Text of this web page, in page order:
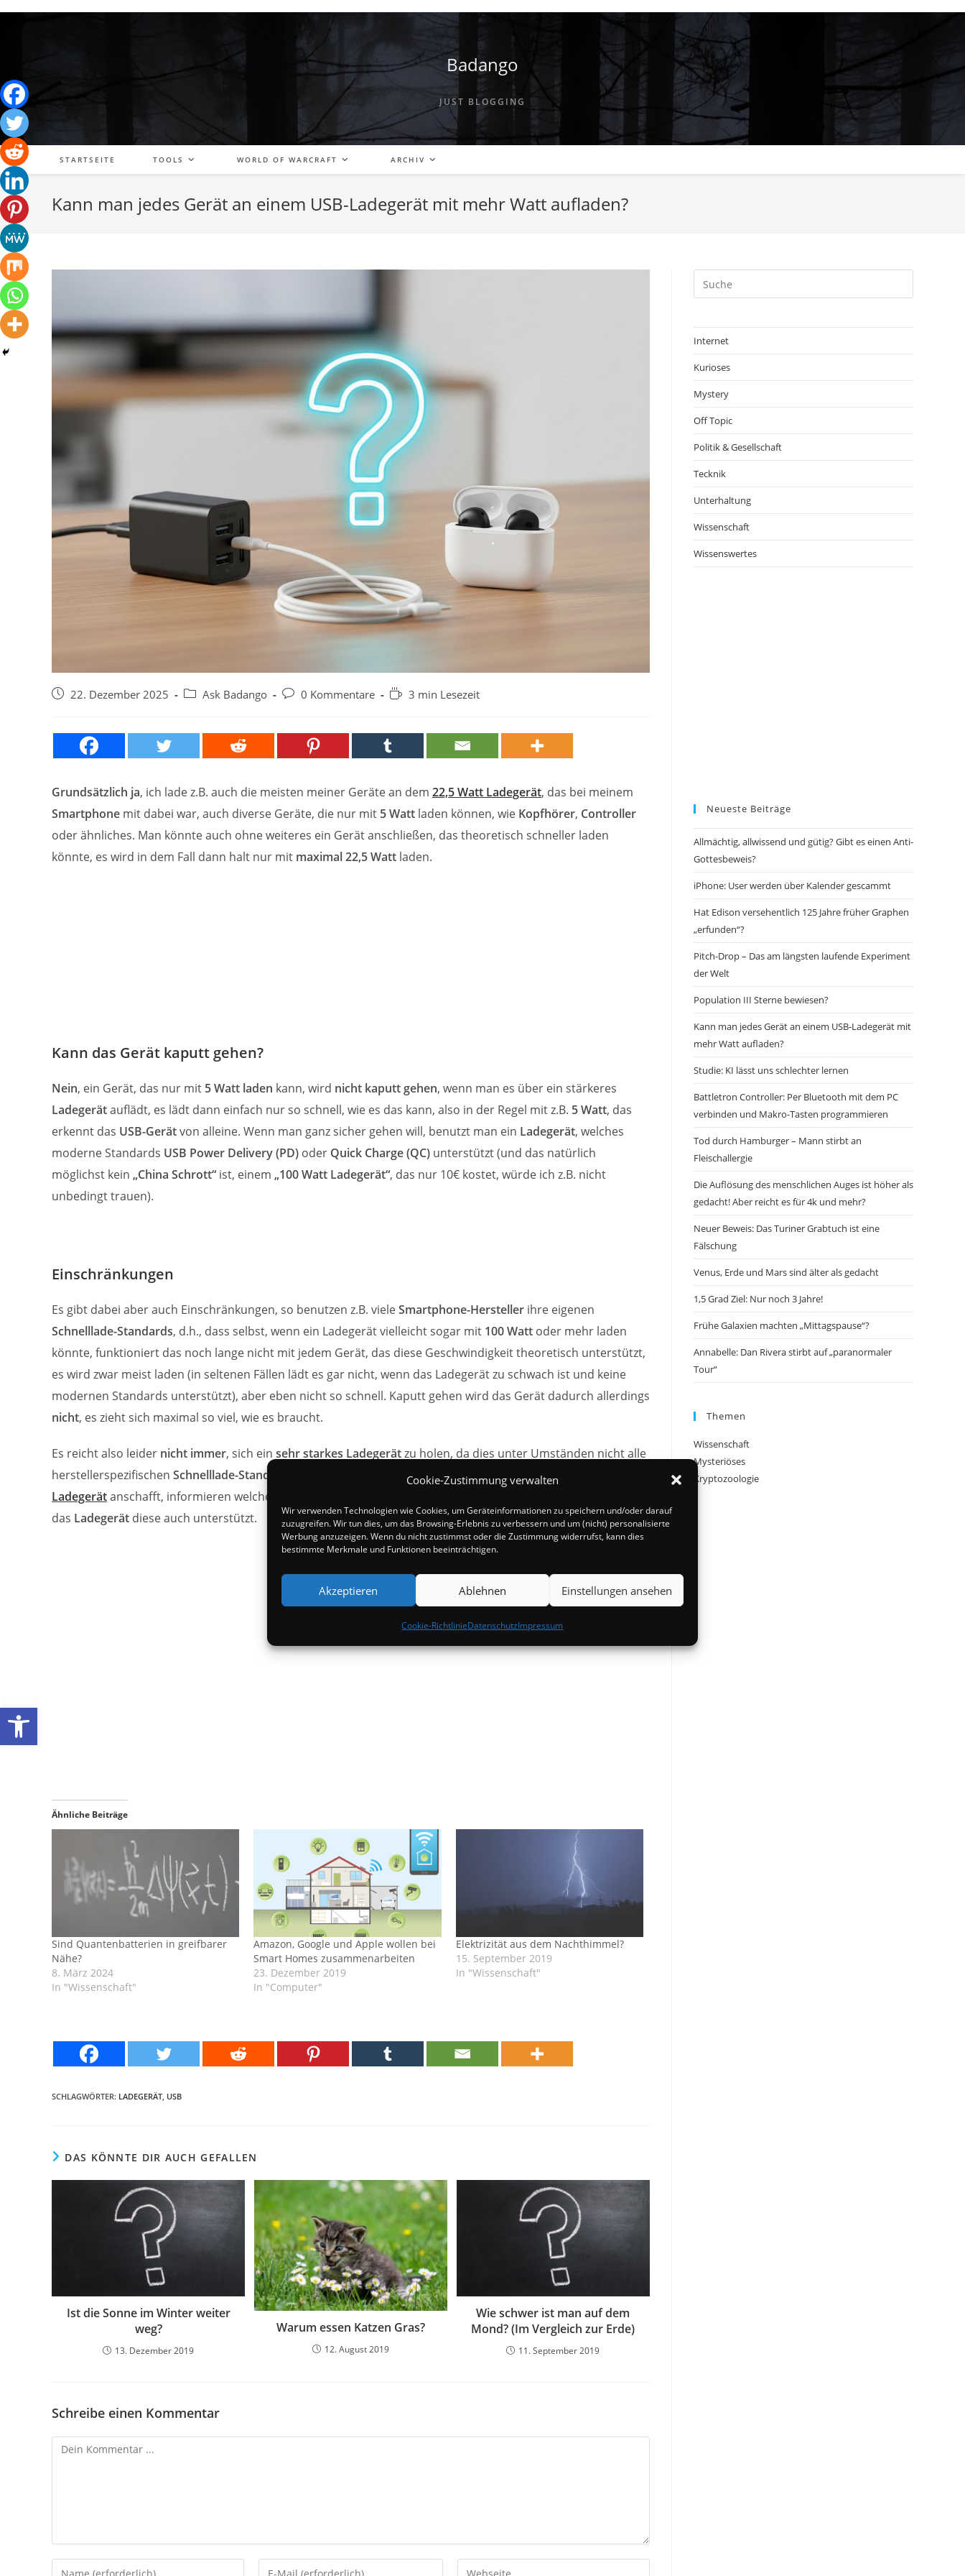
Werkzeugleiste öffnen
Cookie-Zustimmung verwalten
Wir verwenden Technologien wie Cookies, um Geräteinformationen zu speichern und/oder darauf
zuzugreifen. Wir tun dies, um das Browsing-Erlebnis zu verbessern und um (nicht) personalisierte
Werbung anzuzeigen. Wenn du nicht zustimmst oder die Zustimmung widerrufst, kann dies
bestimmte Merkmale und Funktionen beeinträchtigen.
Akzeptieren Ablehnen Einstellungen ansehen
Cookie-RichtlinieDatenschutzImpressum
Badango
JUST BLOGGING
STARTSEITE TOOLS WORLD OF WARCRAFT ARCHIV
Kann man jedes Gerät an einem USB-Ladegerät mit mehr Watt aufladen?
Beitrag22. Dezember 2025
Beitrags-
Ask Badango
Beitrags-
0 Kommentare Lesedauer:
3 min Lesezeit
Grundsätzlich ja, ich lade z.B. auch die meisten meiner Geräte an dem 22,5 Watt Ladegerät, das bei meinem
Smartphone mit dabei war, auch diverse Geräte, die nur mit 5 Watt laden können, wie Kopfhörer, Controller
oder ähnliches. Man könnte auch ohne weiteres ein Gerät anschließen, das theoretisch schneller laden
könnte, es wird in dem Fall dann halt nur mit maximal 22,5 Watt laden.
Kann das Gerät kaputt gehen?
Nein, ein Gerät, das nur mit 5 Watt laden kann, wird nicht kaputt gehen, wenn man es über ein stärkeres
Ladegerätauflädt, es lädt dann einfach nur so schnell, wie es das kann, also in der Regel mit z.B. 5 Watt, das
erkennt das USB-Gerätvon alleine. Wenn man ganz sicher gehen will, benutzt man ein Ladegerät, welches
moderne Standards USB Power Delivery (PD) oder Quick Charge (QC) unterstützt (und das natürlich
möglichst kein „China Schrott“ ist, einem „100 Watt Ladegerät“, das nur 10€ kostet, würde ich z.B. nicht
unbedingt trauen).
Einschränkungen
Es gibt dabei aber auch Einschränkungen, so benutzen z.B. vieleSmartphone-Hersteller ihre eigenen
Schnelllade-Standards, d.h., dass selbst, wenn ein Ladegerät vielleicht sogar mit 100 Watt oder mehr laden
könnte, funktioniert das noch lange nicht mit jedem Gerät, das diese Geschwindigkeit theoretisch unterstützt,
es wird zwar meist laden (in seltenen Fällen lädt es gar nicht, wenn das Ladegerät zu schwach ist und keine
modernen Standards unterstützt), aber eben nicht so schnell. Kaputt gehen wird das Gerät dadurch allerdings
nicht, es zieht sich maximal so viel, wie es braucht.
Es reicht also leider nicht immer, sich ein sehr starkes Ladegerätzu holen, da dies unter Umständen nicht alle
herstellerspezifischen Schnelllade-Standards
unterstützt. Man sollte also, bevor man sich ein solches
Ladegerätanschafft, informieren welche Standards man benötigt und beim Kauf dann darauf achten, dass
das Ladegerät diese auch unterstützt.
Ähnliche Beiträge
Sind Quantenbatterien in greifbarer
Nähe?
8. März 2024
In "Wissenschaft"
Amazon, Google und Apple wollen bei
Smart Homes zusammenarbeiten
23. Dezember 2019
In "Computer"
Elektrizität aus dem Nachthimmel?
15. September 2019
In "Wissenschaft"
SCHLAGWÖRTER: LADEGERÄT USB
DAS KÖNNTE DIR AUCH GEFALLEN
Ist die Sonne im Winter weiter
weg?
13. Dezember 2019
Warum essen Katzen Gras?
12. August 2019
Wie schwer ist man auf dem
Mond? (Im Vergleich zur Erde)
11. September 2019
Schreibe einen Kommentar
Kommentieren
Gib Gib Gib
Internet
Kurioses
Mystery
Off Topic
Politik & Gesellschaft
Tecknik
Unterhaltung
Wissenschaft
Wissenswertes
Neueste Beiträge
Allmächtig, allwissend und gütig? Gibt es einen Anti-
Gottesbeweis?
iPhone: User werden über Kalender gescammt
Hat Edison versehentlich 125 Jahre früher Graphen
„erfunden“?
Pitch-Drop – Das am längsten laufende Experiment
der Welt
Population III Sterne bewiesen?
Kann man jedes Gerät an einem USB-Ladegerät mit
mehr Watt aufladen?
Studie: KI lässt uns schlechter lernen
Battletron Controller: Per Bluetooth mit dem PC
verbinden und Makro-Tasten programmieren
Tod durch Hamburger – Mann stirbt an
Fleischallergie
Die Auflösung des menschlichen Auges ist höher als
gedacht! Aber reicht es für 4k und mehr?
Neuer Beweis: Das Turiner Grabtuch ist eine
Fälschung
Venus, Erde und Mars sind älter als gedacht
1,5 Grad Ziel: Nur noch 3 Jahre!
Frühe Galaxien machten „Mittagspause“?
Annabelle: Dan Rivera stirbt auf „paranormaler
Tour“
Themen
Wissenschaft
Mysteriöses
Kryptozoologie